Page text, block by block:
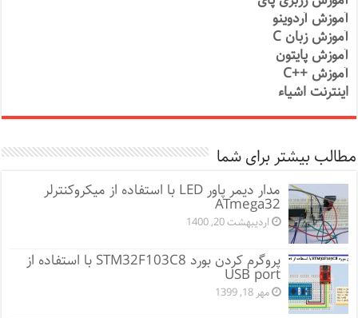
آموزش آردوینو
آموزش زبان C
آموزش پایتون
آموزش ++C
اینترنت اشیاء
مطالب بیشتر برای شما
مدار دیمر پاور LED با استفاده از میکروکنترلر
ATmega32
اردیبهشت 20, 1400
پروگرم کردن بورد STM32F103C8 با استفاده از
USB port
مهر 18, 1399